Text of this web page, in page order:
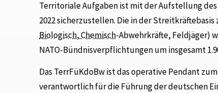
Territoriale Aufgaben ist mit der Aufstellung
2022 sicherzustellen. Die in der
Biologisch, Chemisch-Abwehrkräfte, Feldjäger)
NATO-Bündnisverpflichtungen um insgesamt
Das TerrFüKdoBw ist das operative Pendant
verantwortlich für die Führung der deutschen